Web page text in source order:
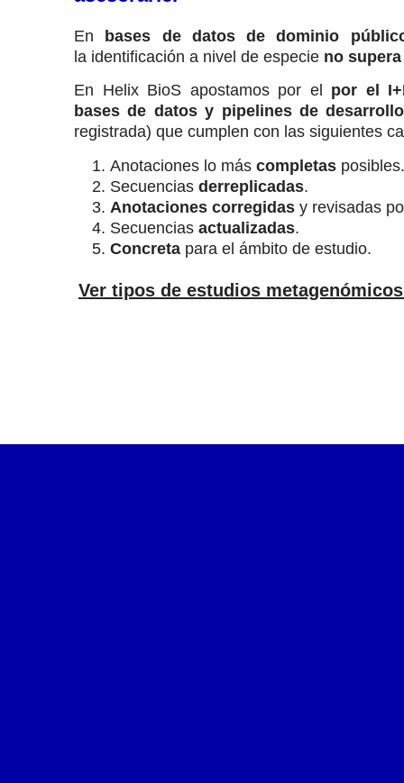
En bases de datos de dominio
la identificación a nivel de especie no supera
En Helix BioS apostamos por el por el
bases de datos y pipelines de
registrada) que cumplen con las siguientes
Anotaciones lo más completas posibles.
Secuencias derreplicadas.
Anotaciones corregidas y revisadas
Secuencias actualizadas.
Concreta para el ámbito de estudio.
Ver tipos de estudios